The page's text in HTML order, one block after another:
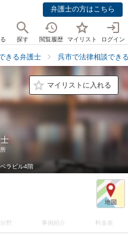
弁護士の方はこちら
探す 閲覧履歴 マイリスト ログイン
きる弁護士 呉市で法律相談でき
マイリストに入れる
ラビル4階
野 事例紹介 料金表